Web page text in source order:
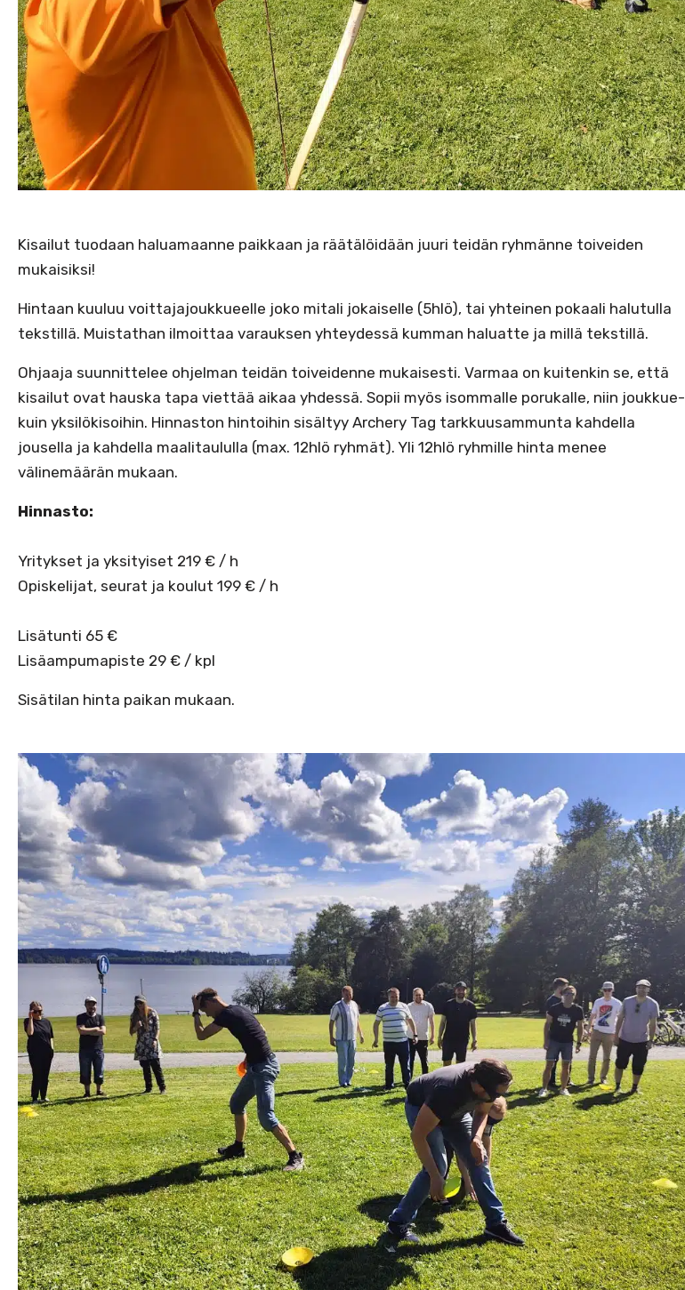
Kisailut tuodaan haluamaanne paikkaan ja räätälöidään juuri teidän ryhmänne toiveiden
mukaisiksi!
Hintaan kuuluu voittajajoukkueelle joko mitali jokaiselle (5hlö), tai yhteinen pokaali halutulla
tekstillä. Muistathan ilmoittaa varauksen yhteydessä kumman haluatte ja millä tekstillä.
Ohjaaja suunnittelee ohjelman teidän toiveidenne mukaisesti. Varmaa on kuitenkin se, että
kisailut ovat hauska tapa viettää aikaa yhdessä. Sopii myös isommalle porukalle, niin joukkue-
kuin yksilökisoihin. Hinnaston hintoihin sisältyy Archery Tag tarkkuusammunta kahdella
jousella ja kahdella maalitaululla (max. 12hlö ryhmät). Yli 12hlö ryhmille hinta menee
välinemäärän mukaan.
Hinnasto:
Yritykset ja yksityiset 219 € / h
Opiskelijat, seurat ja koulut 199 € / h
Lisätunti 65 €
Lisäampumapiste 29 € / kpl
Sisätilan hinta paikan mukaan.